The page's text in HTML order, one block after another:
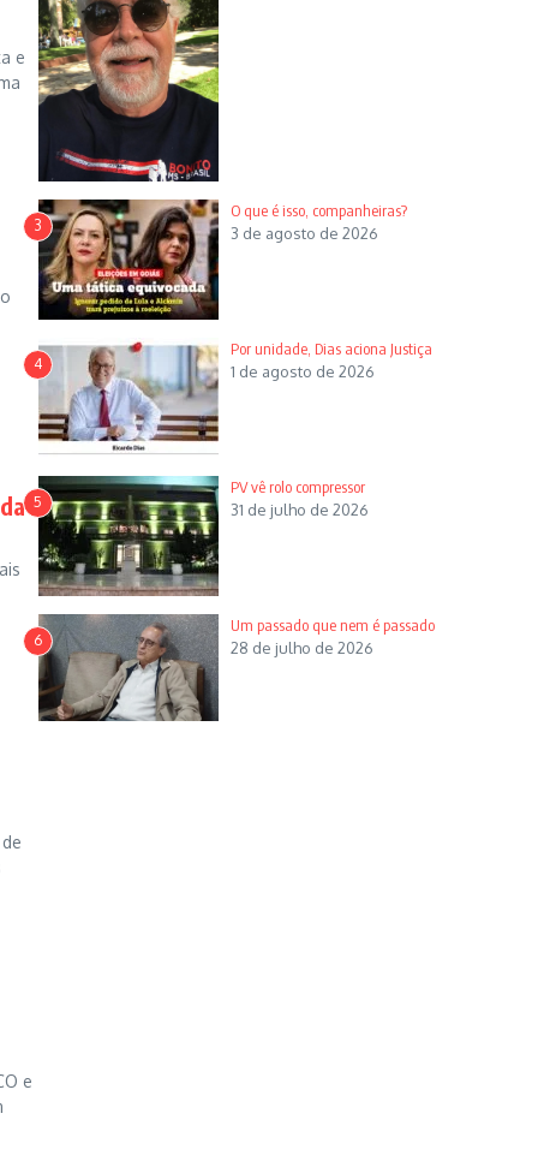
e
e
3
O que é isso, companheiras?
3 de agosto de 2026
4
Por unidade, Dias aciona Justiça
1 de agosto de 2026
5
PV vê rolo compressor
31 de julho de 2026
6
Um passado que nem é passado
28 de julho de 2026